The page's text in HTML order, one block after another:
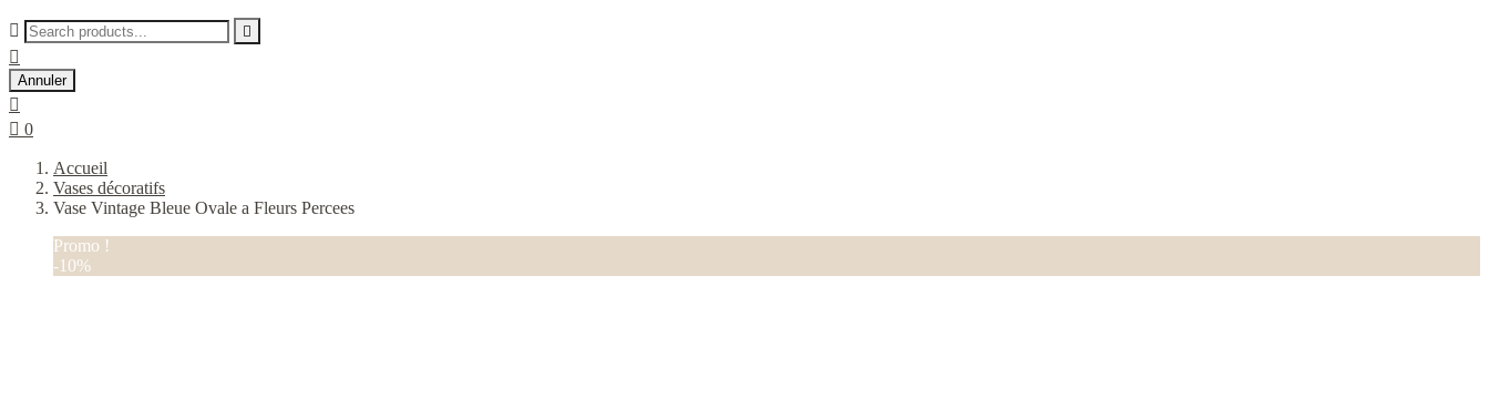
 

Annuler

 0
Accueil
Vases décoratifs
Vase Vintage Bleue Ovale a Fleurs Percees
Promo !
-10%